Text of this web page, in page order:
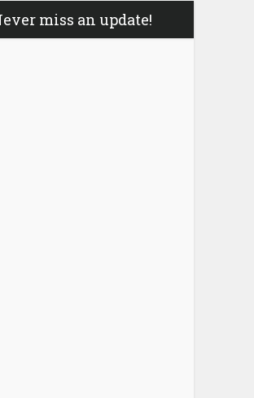
miss an update!